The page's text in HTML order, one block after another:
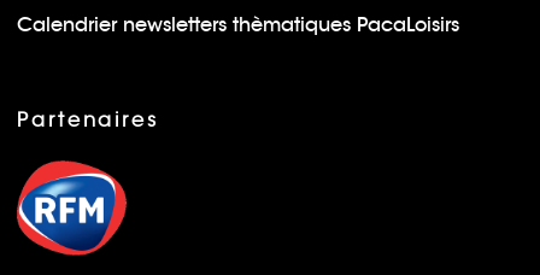
Calendrier newsletters thèmatiques PacaLoisirs
Partenaires